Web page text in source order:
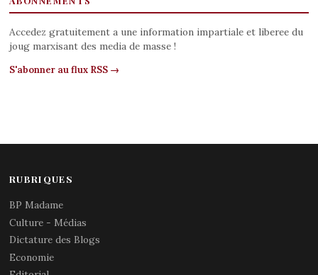
Accedez gratuitement a une information impartiale et liberee du
joug marxisant des media de masse !
S'abonner au flux RSS →
RUBRIQUES
BP Madame
Culture - Médias
Dictature des Blogs
Economie